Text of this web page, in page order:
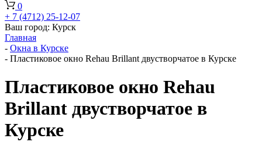
0
+ 7 (4712) 25-12-07
Ваш город: Курск
Главная
- Окна в Курске
- Пластиковое окно Rehau Brillant двустворчатое в Курске
Пластиковое окно Rehau
Brillant двустворчатое в
Курске